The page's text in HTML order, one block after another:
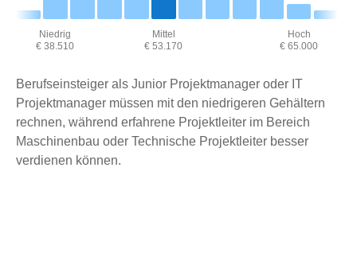
Niedrig
€ 38.510
Mittel
€ 53.170
Hoch
€ 65.000
Berufseinsteiger als Junior Projektmanager oder IT
Projektmanager müssen mit den niedrigeren Gehältern
rechnen, während erfahrene Projektleiter im Bereich
Maschinenbau oder Technische Projektleiter besser
verdienen können.